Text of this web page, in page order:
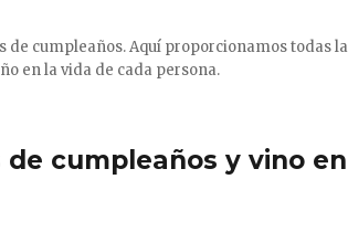
de cumpleaños. Aquí proporcionamos todas
en la vida de cada persona.
cumpleaños y vino en